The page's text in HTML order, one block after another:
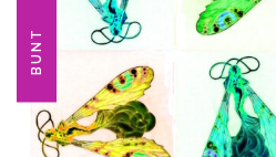
BUNT